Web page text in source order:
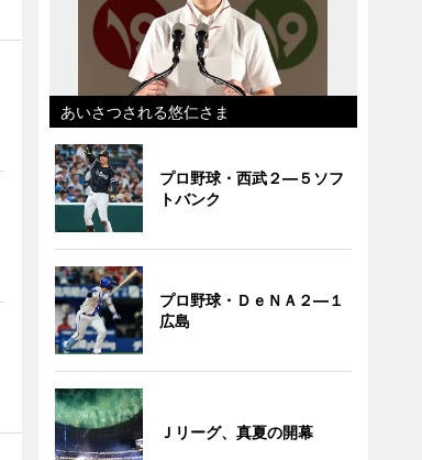
あいさつされる悠仁さま
プロ野球・西武２―５ソフ
トバンク
プロ野球・ＤｅＮＡ２―１
広島
Ｊリーグ、真夏の開幕